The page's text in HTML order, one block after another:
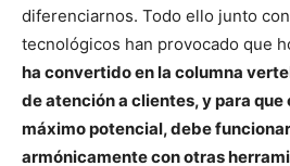
diferenciarnos. Todo ello junto
tecnológicos han provocado que
ha convertido en la columna
de atención a clientes, y para
máximo potencial, debe
armónicamente con otras